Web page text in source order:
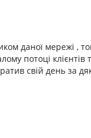
даної мережі ,
потоці
свій день за